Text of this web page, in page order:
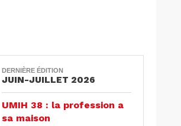
DERNIÈRE ÉDITION
JUIN-JUILLET 2026
UMIH 38 : la profession a
sa maison